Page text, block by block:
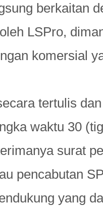
berkaitan
LSPro,
komersial
tertulis
waktu 30
surat
pencabutan
yang